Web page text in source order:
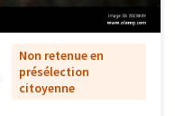
Non retenue en
présélection
citoyenne